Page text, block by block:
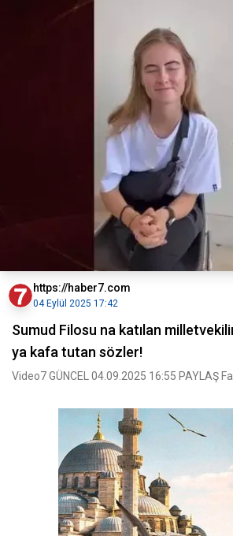
https://haber7.com
04 Eylül 2025 17:42
Sumud Filosu na katılan
ya kafa tutan sözler!
Video7 GÜNCEL 04.09.2025 16:55 PAYLAŞ